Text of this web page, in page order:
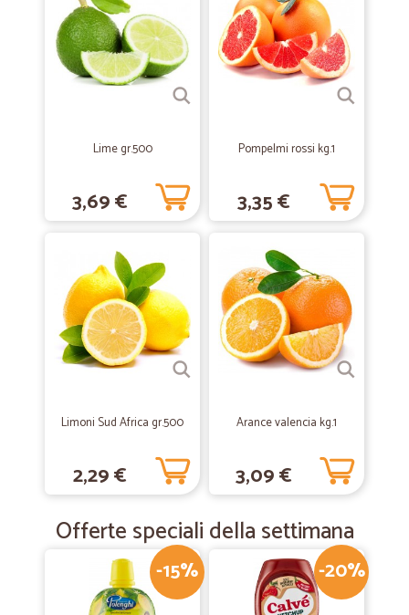
La merce arriva perfettamente imballata e confezionata in comode
scatole La consegna è veramente celere Ampia la scelta di prodotti
Personalmente sono molto soddisfatta e acquisterò ancora presso
05/10/2020
—Petra R.
è arrivato molto veloce e di alta qualità
Veloci ed efficienti.
Veloci ed efficienti.
13/06/2019
—Michele B.
Velocissimi. Grazie!
08/05/2019
Amato R.
Nonostante la cura del pacco una confezione di pasta era squarciata.
Lime gr.500
3,69 €
Pompelmi rossi kg.1
3,35 €
Limoni Sud Africa gr.500
2,29 €
Arance valencia kg.1
3,09 €
Offerte speciali della settimana
-15% -20%